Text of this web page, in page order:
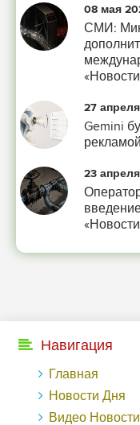
08 мая
СМИ:
27
Gemini
23
Навигация
Главная
Новости Дня
Видео Новости